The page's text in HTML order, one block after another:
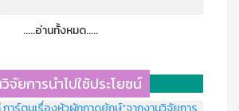
.....อ่านทั้งหมด.....
จัยการนำไปใช้ประโยชน์